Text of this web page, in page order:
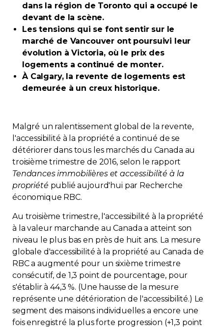
App APQ
Médias
FAQ
Zone Membres
Français
Adhésion
dans la région de Toronto qui a occupé le
devant de la scène.
Les tensions qui se font sentir sur le
marché de Vancouver ont poursuivi leur
évolution à Victoria, où le prix des
logements a continué de monter.
À Calgary, la revente de logements est
demeurée à un creux historique.
Malgré un ralentissement global de la revente,
l'accessibilité à la propriété a continué de se
détériorer dans tous les marchés du Canada au
troisième trimestre de 2016, selon le rapport
Tendances immobilières et accessibilité à la
propriété publié aujourd'hui par Recherche
économique RBC.
Au troisième trimestre, l'accessibilité à la propriété
à la valeur marchande au Canada a atteint son
niveau le plus bas en près de huit ans. La mesure
globale d'accessibilité à la propriété au Canada de
RBC a augmenté pour un sixième trimestre
consécutif, de 1,3 point de pourcentage, pour
s'établir à 44,3 %. (Une hausse de la mesure
représente une détérioration de l'accessibilité.) Le
segment des maisons individuelles a encore une
fois enregistré la plus forte progression (+1,3 point